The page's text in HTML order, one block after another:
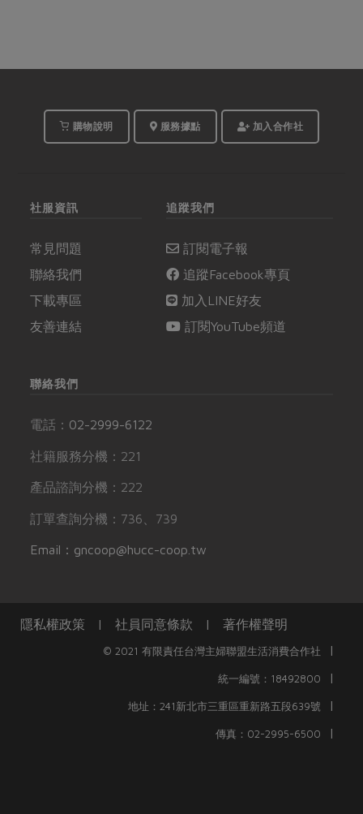
購物說明 服務據點 加入合作社
社服資訊
常見問題
聯絡我們
下載專區
友善連結
追蹤我們
訂閱電子報
追蹤Facebook專頁
加入LINE好友
訂閱YouTube頻道
聯絡我們
電話： 02-2999-6122
社籍服務分機：221
產品諮詢分機：222
訂單查詢分機：736、739
Email：gncoop@hucc-coop.tw
隱私權政策 | 社員同意條款 | 著作權聲明
© 2021 有限責任台灣主婦聯盟生活消費合作社 |
統一編號：18492800 |
地址：241新北市三重區重新路五段639號 |
傳真：02-2995-6500 |